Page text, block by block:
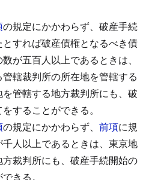
の規定にかかわらず、破産手続
すれば破産債権となるべき債
が五百人以上であるときは、
轄裁判所の所在地を管轄する
管轄する地方裁判所にも、破
することができる。
の規定にかかわらず、 前項に規
人以上であるときは、東京地
裁判所にも、破産手続開始の
きる。